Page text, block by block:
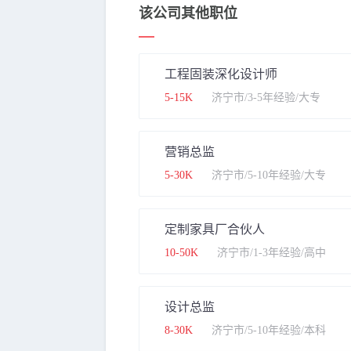
该公司其他职位
工程固装深化设计师
5-15K 济宁市/3-5年经验/大专
营销总监
5-30K 济宁市/5-10年经验/大专
定制家具厂合伙人
10-50K 济宁市/1-3年经验/高中
设计总监
8-30K 济宁市/5-10年经验/本科